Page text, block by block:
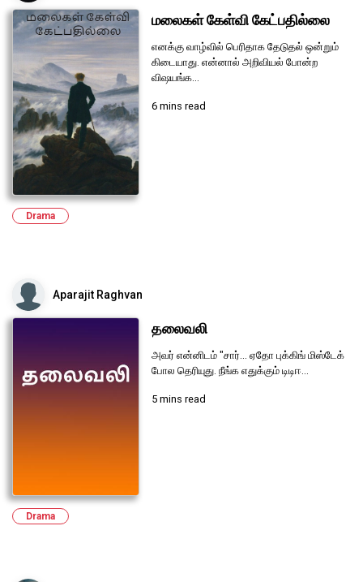
மலைகள் கேள்வி கேட்பதில்லை
எனக்கு வாழ்வில் பெரிதாக தேடுதல் ஒன்றும்
கிடையாது. என்னால் அறிவியல் போன்ற
விஷயங்க...
6 mins read
Drama
Aparajit Raghvan
தலைவலி
அவர் என்னிடம் "சார்... ஏதோ புக்கிங் மிஸ்டேக்
போல தெரியுது. நீங்க எதுக்கும் டிடிஈ...
5 mins read
Drama